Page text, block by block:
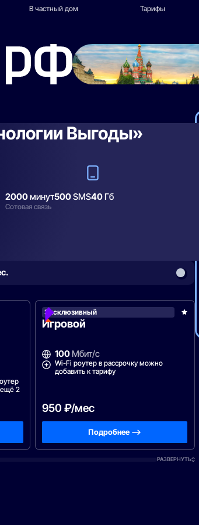
В частный дом Тарифы
Выгоды»
2000минут500SMS40Гб
Сотовая связь
ещё 2
Эксклюзивный
Игровой
100 Мбит/с
Wi-Fi роутер в рассрочку можно
добавить к тарифу
950 ₽/мес
Подробнее —>
РАЗВЕРНУТЬ